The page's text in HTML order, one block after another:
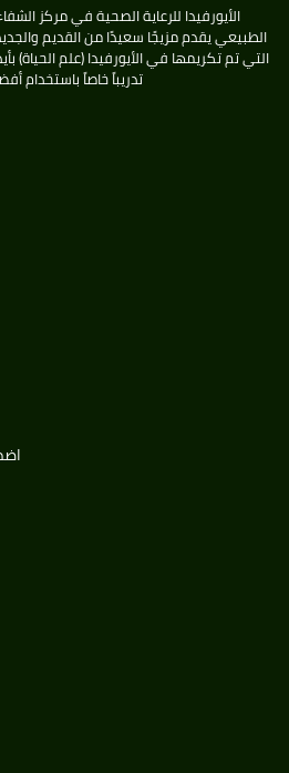
الأيورفيدا للرعاية الصحية في مركز
الطبيعي يقدم مزيجًا سعيدًا من القديم
التي تم تكريمها في الأيورفيدا (علم الحياة)
تدريباً خاصاً باستخدام